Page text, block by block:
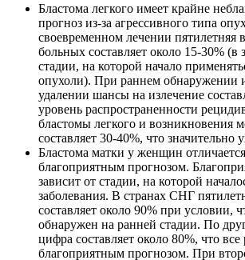
Бластома легкого имеет крайне
прогноз из-за агрессивного типа
своевременном лечении пятилетняя
больных составляет около 15-30% (в
стадии, на которой начало
опухоли). При раннем обнаружении
удалении шансы на излечение
уровень распространенности
бластомы легкого и возникновения
составляет 30-40%, что значительно
Бластома матки у женщин
благоприятным прогнозом.
зависит от стадии, на которой
заболевания. В странах СНГ
составляет около 90% при условии,
обнаружен на ранней стадии. По
цифра составляет около 80%, что все
благоприятным прогнозом. При